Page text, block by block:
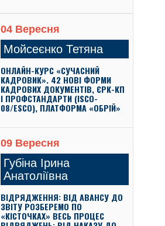
04 Вересня
Мойсеєнко Тетяна
ОНЛАЙН-КУРС «СУЧАСНИЙ
КАДРОВИК». 42 НОВІ ФОРМИ
КАДРОВИХ ДОКУМЕНТІВ, ЄРК-КП
І ПРОФСТАНДАРТИ (ISCO-
08/ESCO), ПЛАТФОРМА «ОБРІЙ»
09 Вересня
Губіна Ірина
Анатоліївна
ВІДРЯДЖЕННЯ: ВІД АВАНСУ ДО
ЗВІТУ РОЗБЕРЕМО ПО
«КІСТОЧКАХ» ВЕСЬ ПРОЦЕС